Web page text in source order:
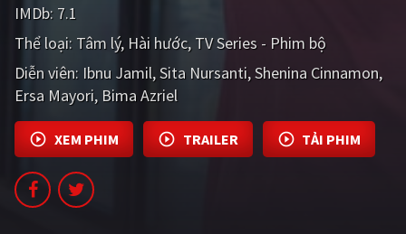
PHIM LẺ
PHIM CHIẾU RẠP
TUYỂN TẬP PHIM
BLOG
IMDb: 7.1
Thể loại: Tâm lý Hài hước TV Series - Phim bộ
Diễn viên: Ibnu Jamil Sita Nursanti Shenina Cinnamon
Ersa Mayori Bima Azriel
XEM PHIM TRAILER TẢI PHIM